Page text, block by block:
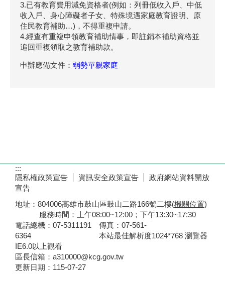
3.已有教育費用減免資格者(例如：列冊低收入戶、中低
收入戶、身心障礙者子女、特殊境遇家庭教育證明、原
住民教育補助…)，不得重複申請。
4.經查有重複申領教育補助情事，即註銷本補助資格並
追回重複領取之教育補助款。
申辦應備文件： 弱勢單親家庭
:::
隱私權政策宣告
資訊安全政策宣告
政府網站資料開放
宣告
地址：804006高雄市鼓山區鼓山二路166號二樓(機關位置)
服務時間：上午08:00~12:00；下午13:30~17:30
電話總機：07-5311191 傳真：07-561-
6364 本站最佳解析度1024*768 瀏覽器
IE6.0以上觀看
區長信箱：a310000@kcg.gov.tw
更新日期： 115-07-27